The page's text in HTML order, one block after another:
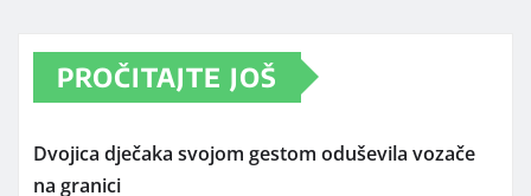
PROČITAJTE JOŠ
Dvojica dječaka svojom gestom oduševila vozače
na granici